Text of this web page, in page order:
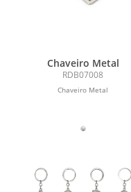
Chaveiro Metal
RDB07008
Chaveiro Metal